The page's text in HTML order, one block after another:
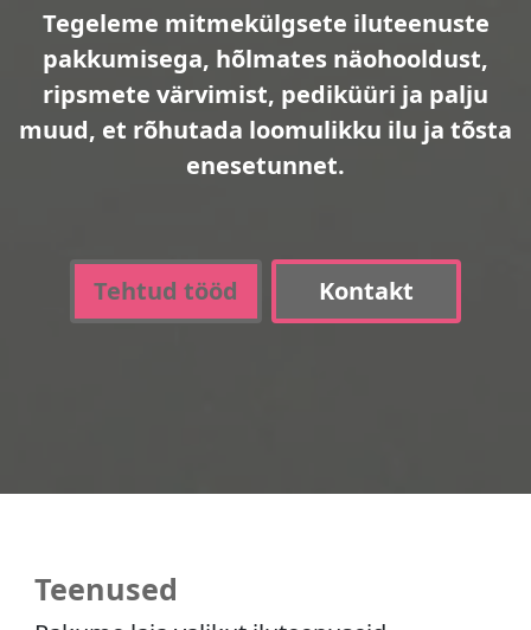
Tegeleme mitmekülgsete iluteenuste
pakkumisega, hõlmates näohooldust,
ripsmete värvimist, pediküüri ja palju
muud, et rõhutada loomulikku ilu ja tõsta
enesetunnet.
Tehtud tööd Kontakt
Teenused